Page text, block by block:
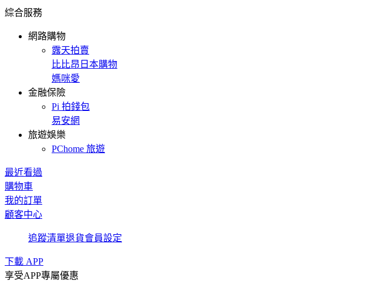
綜合服務
網路購物
露天拍賣
比比昂日本購物
媽咪愛
金融保險
Pi 拍錢包
易安網
旅遊娛樂
PChome 旅遊
最近看過
購物車
我的訂單
顧客中心
追蹤清單退貨會員設定
下載 APP
享受APP專屬優惠